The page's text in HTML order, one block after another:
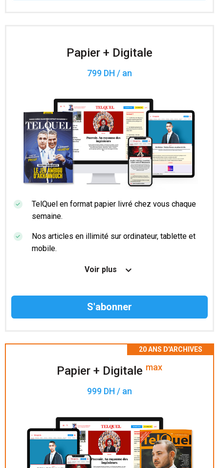
Papier + Digitale
799 DH / an
TelQuel en format papier livré chez vous chaque
semaine.
Nos articles en illimité sur ordinateur, tablette et
mobile.
Le magazine TelQuel en numérique avant la sortie
Voir plus
Papier + Digitale max
999 DH / an